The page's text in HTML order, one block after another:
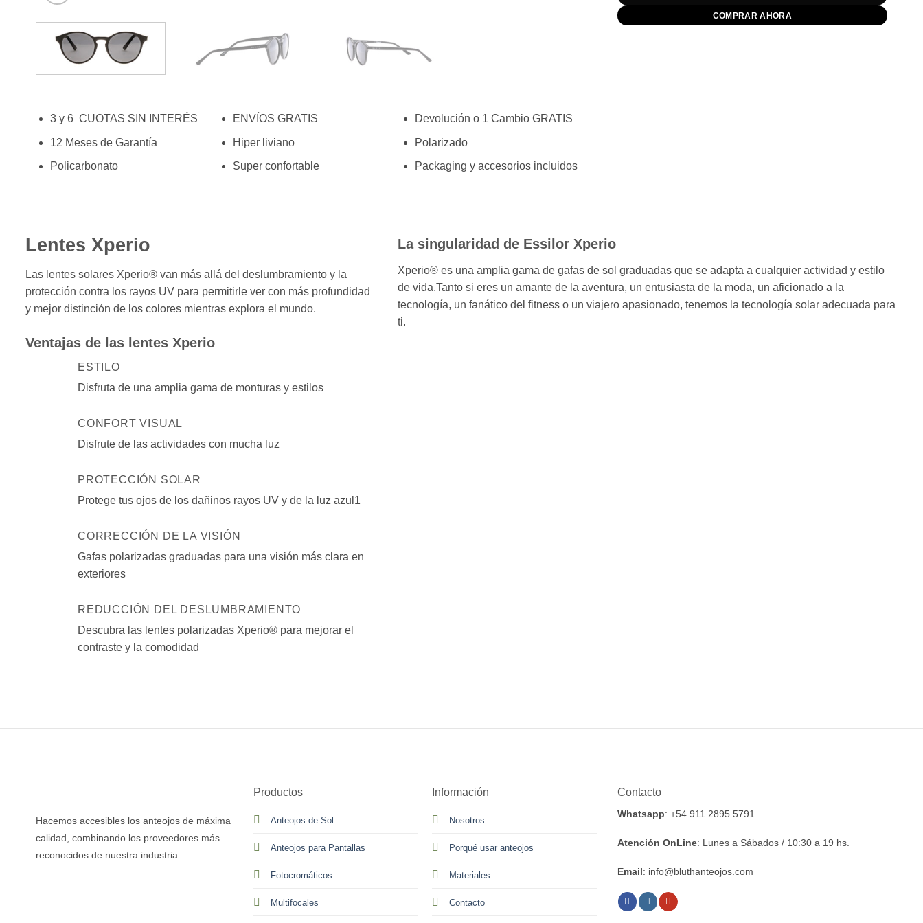
3 y 6 CUOTAS SIN INTERÉS ENVÍOS GRATIS Devolución o 1 Cambio GRATIS
12 Meses de Garantía Hiper liviano Polarizado
Policarbonato Super confortable Packaging y accesorios incluidos
COMPRAR AHORA
Lentes Xperio
Las lentes solares Xperio® van más allá del deslumbramiento y la
protección contra los rayos UV para permitirle ver con más profundidad
y mejor distinción de los colores mientras explora el mundo.
Ventajas de las lentes Xperio
ESTILO
Disfruta de una amplia gama de monturas y estilos
CONFORT VISUAL
Disfrute de las actividades con mucha luz
PROTECCIÓN SOLAR
Protege tus ojos de los dañinos rayos UV y de la luz azul1
CORRECCIÓN DE LA VISIÓN
Gafas polarizadas graduadas para una visión más clara en
exteriores
REDUCCIÓN DEL DESLUMBRAMIENTO
Descubra las lentes polarizadas Xperio® para mejorar el
contraste y la comodidad
La singularidad de Essilor Xperio
Xperio® es una amplia gama de gafas de sol graduadas que se adapta a cualquier actividad y estilo
de vida.Tanto si eres un amante de la aventura, un entusiasta de la moda, un aficionado a la
tecnología, un fanático del fitness o un viajero apasionado, tenemos la tecnología solar adecuada para
ti.
Hacemos accesibles los anteojos de máxima
calidad, combinando los proveedores más
reconocidos de nuestra industria.
Productos
Anteojos de Sol
Anteojos para Pantallas
Fotocromáticos
Multifocales
Información
Nosotros
Porqué usar anteojos
Materiales
Contacto
Contacto
Whatsapp: +54.911.2895.5791
Atención OnLine: Lunes a Sábados / 10:30 a 19 hs.
Email: info@bluthanteojos.com